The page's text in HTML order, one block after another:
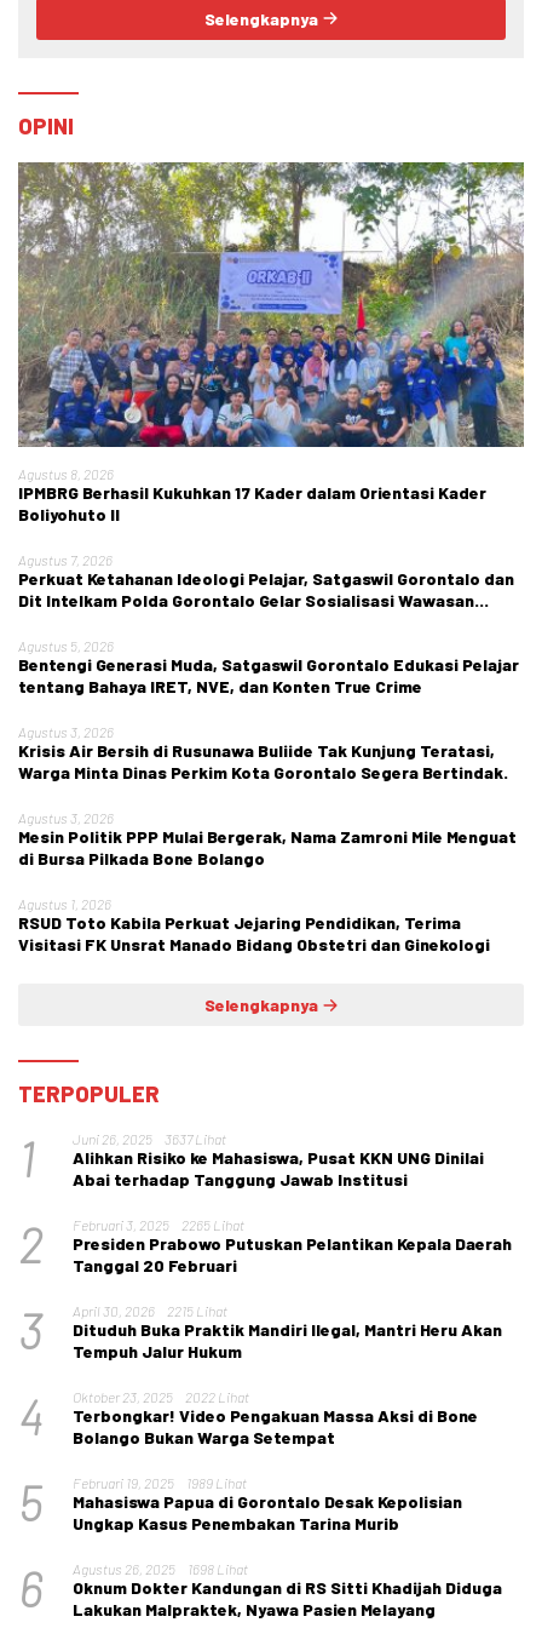
Selengkapnya
OPINI
Agustus 8, 2026
IPMBRG Berhasil Kukuhkan 17 Kader dalam Orientasi Kader
Boliyohuto II
Agustus 7, 2026
Perkuat Ketahanan Ideologi Pelajar, Satgaswil Gorontalo dan
Dit Intelkam Polda Gorontalo Gelar Sosialisasi Wawasan
Agustus 5, 2026
Bentengi Generasi Muda, Satgaswil Gorontalo Edukasi Pelajar
tentang Bahaya IRET, NVE, dan Konten True Crime
Agustus 3, 2026
Krisis Air Bersih di Rusunawa Buliide Tak Kunjung Teratasi,
Warga Minta Dinas Perkim Kota Gorontalo Segera Bertindak.
Agustus 3, 2026
Mesin Politik PPP Mulai Bergerak, Nama Zamroni Mile Menguat
di Bursa Pilkada Bone Bolango
Agustus 1, 2026
RSUD Toto Kabila Perkuat Jejaring Pendidikan, Terima
Visitasi FK Unsrat Manado Bidang Obstetri dan Ginekologi
Selengkapnya
TERPOPULER
1 Juni 26, 2025 3637 Lihat
Alihkan Risiko ke Mahasiswa, Pusat KKN UNG Dinilai
Abai terhadap Tanggung Jawab Institusi
2 Februari 3, 2025 2265 Lihat
Presiden Prabowo Putuskan Pelantikan Kepala Daerah
Tanggal 20 Februari
3 April 30, 2026 2215 Lihat
Dituduh Buka Praktik Mandiri Ilegal, Mantri Heru Akan
Tempuh Jalur Hukum
4 Oktober 23, 2025 2022 Lihat
Terbongkar! Video Pengakuan Massa Aksi di Bone
Bolango Bukan Warga Setempat
5 Februari 19, 2025 1989 Lihat
Mahasiswa Papua di Gorontalo Desak Kepolisian
Ungkap Kasus Penembakan Tarina Murib
6 Agustus 26, 2025 1698 Lihat
Oknum Dokter Kandungan di RS Sitti Khadijah Diduga
Lakukan Malpraktek, Nyawa Pasien Melayang